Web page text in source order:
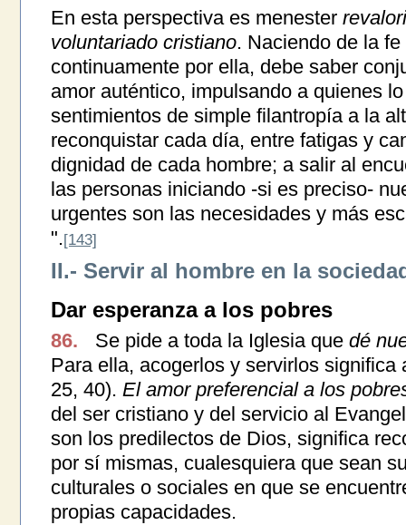
En esta perspectiva es menester
voluntariado cristiano. Naciendo de la
continuamente por ella, debe saber
amor auténtico, impulsando a quienes
sentimientos de simple filantropía a la
reconquistar cada día, entre fatigas y
dignidad de cada hombre; a salir al
las personas iniciando -si es preciso-
urgentes son las necesidades y más
".[143]
II.- Servir al hombre en la
Dar esperanza a los pobres
86. Se pide a toda la Iglesia que dé
Para ella, acogerlos y servirlos
25, 40). El amor preferencial a los
del ser cristiano y del servicio al
son los predilectos de Dios, significa
por sí mismas, cualesquiera que sean
culturales o sociales en que se
propias capacidades.